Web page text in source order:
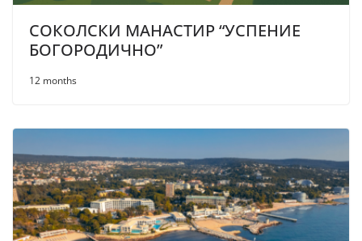
СОКОЛСКИ МАНАСТИР “УСПЕНИЕ
БОГОРОДИЧНО”
12 months